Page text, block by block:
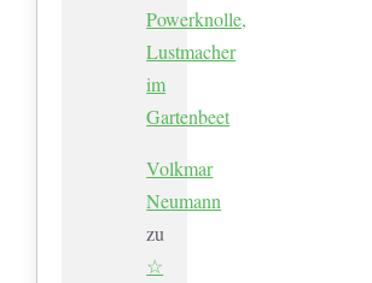
Powerknolle,
Lustmacher
im
Gartenbeet
Volkmar
Neumann
zu
☆